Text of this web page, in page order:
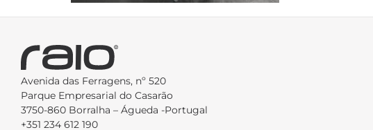
Avenida das Ferragens, nº 520
Parque Empresarial do Casarão
3750-860 Borralha – Águeda -Portugal
+351 234 612 190